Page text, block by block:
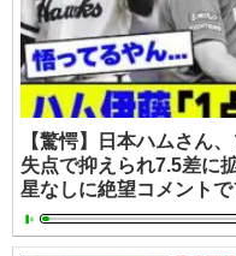
【驚愕】日本ハムさん
失点で抑えられ7.5差に
星なしに絶望コメント